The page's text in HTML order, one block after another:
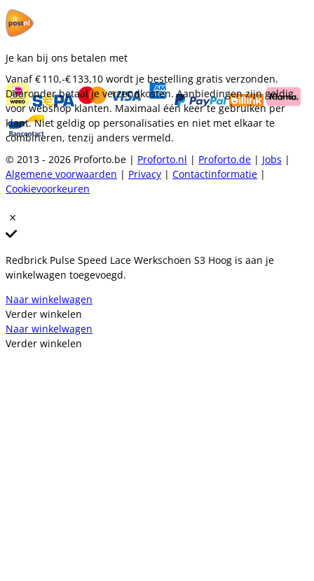
Je kan bij ons betalen met
Vanaf€ 110,-€ 133,10 wordt je bestelling gratis verzonden.
Daaronder betaal je verzendkosten. Aanbiedingen zijn geldig
voor webshop klanten. Maximaal één keer te gebruiken per
klant. Niet geldig op personalisaties en niet met elkaar te
combineren, tenzij anders vermeld.
© 2013 - 2026 Proforto.be | Proforto.nl | Proforto.de | Jobs |
Algemene voorwaarden | Privacy | Contactinformatie |
Cookievoorkeuren
Redbrick Pulse Speed Lace Werkschoen S3 Hoog is aan je
winkelwagen toegevoegd.
Naar winkelwagen
Verder winkelen
Naar winkelwagen
Verder winkelen